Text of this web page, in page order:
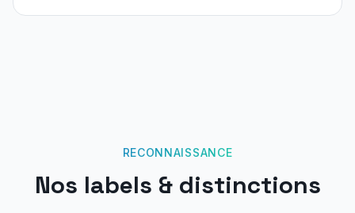
RECONNAISSANCE
Nos labels & distinctions